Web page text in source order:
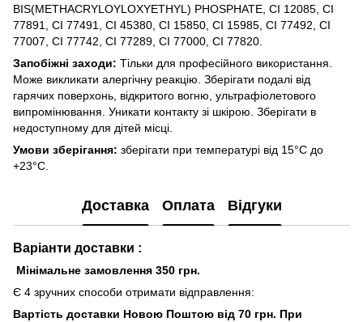
BIS(METHACRYLOYLOXYETHYL) PHOSPHATE, CI 12085, CI
77891, CI 77491, CI 45380, CI 15850, CI 15985, CI 77492, CI
77007, CI 77742, CI 77289, CI 77000, CI 77820.
Запобіжні заходи: Тільки для професійного використання.
Може викликати алергічну реакцію. Зберігати подалі від
гарячих поверхонь, відкритого вогню, ультрафіолетового
випромінювання. Уникати контакту зі шкірою. Зберігати в
недоступному для дітей місці.
Умови зберігання: зберігати при температурі від 15°C до
+23°C.
Доставка Оплата Відгуки
Варіанти доставки :
Мінімальне замовлення 350 грн.
Є 4 зручних способи отримати відправлення:
Вартість доставки Новою Поштою від 70 грн. При